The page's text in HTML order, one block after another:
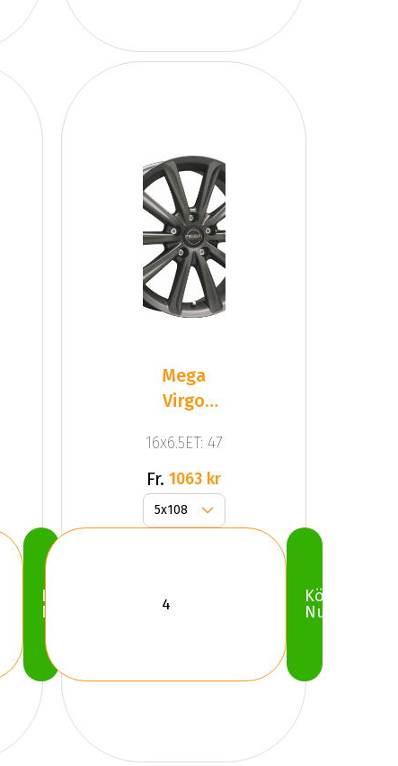
Köp
Nu
Mega
Virgo
Anthracite
Grey
16x6.5ET: 47
Fr. 1063 kr
Köp
Nu